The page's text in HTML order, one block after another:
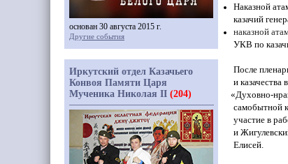
Наказной
казачий
наказной
УКВ по
После
и
«Духовно-
самобытной
участие в
и
Елисей.
основан 30 августа 2015 г.
Другие события
Иркутский отдел Казачьего
Конвоя Памяти Царя
Мученика Николая II (204)